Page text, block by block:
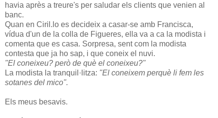
havia après a treure's per saludar els clients que venien al
banc.
Quan en Ciril.lo es decideix a casar-se amb Francisca,
vídua d'un de la colla de Figueres, ella va a ca la modista i
comenta que es casa. Sorpresa, sent com la modista
contesta que ja ho sap, i que coneix el nuvi.
"El coneixeu? però de què el coneixeu?"
La modista la tranquil·litza: "El coneixem perquè li fem les
sotanes del mico".
Els meus besavis.